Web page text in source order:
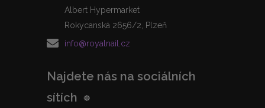
Albert Hypermarket
Rokycanská 2656/2, Plzeň
info@royalnail.cz
Najdete nás na sociálních
sítích